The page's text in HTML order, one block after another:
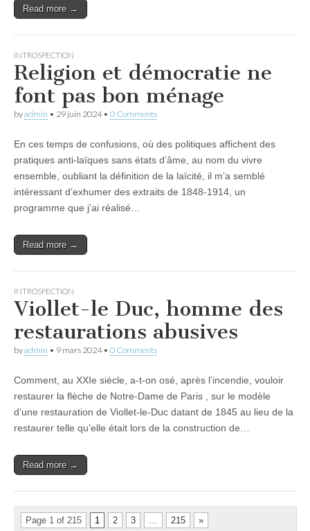
Read more →
INTROSPECTION
Religion et démocratie ne
font pas bon ménage
byadmin • 29 juin 2024• 0 Comments
En ces temps de confusions, où des politiques affichent des
pratiques anti-laïques sans états d’âme, au nom du vivre
ensemble, oubliant la définition de la laïcité, il m’a semblé
intéressant d’exhumer des extraits de 1848-1914, un
programme que j’ai réalisé…
Read more →
INTROSPECTION
Viollet-le Duc, homme des
restaurations abusives
byadmin • 9 mars 2024• 0 Comments
Comment, au XXIe siècle, a-t-on osé, après l’incendie, vouloir
restaurer la flèche de Notre-Dame de Paris , sur le modèle
d’une restauration de Viollet-le-Duc datant de 1845 au lieu de la
restaurer telle qu’elle était lors de la construction de…
Read more →
Page 1 of 215 1 2 3 … 215 »